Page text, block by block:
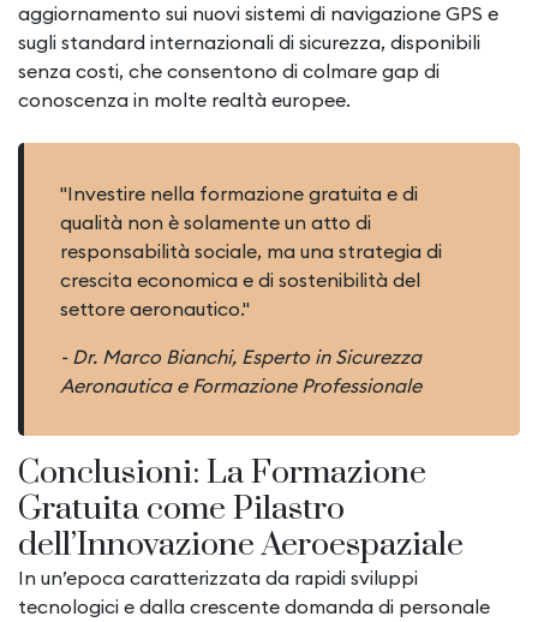
aggiornamento sui nuovi sistemi di navigazione GPS e
sugli standard internazionali di sicurezza, disponibili
senza costi, che consentono di colmare gap di
conoscenza in molte realtà europee.
"Investire nella formazione gratuita e di
qualità non è solamente un atto di
responsabilità sociale, ma una strategia di
crescita economica e di sostenibilità del
settore aeronautico."
- Dr. Marco Bianchi, Esperto in Sicurezza
Aeronautica e Formazione Professionale
Conclusioni: La Formazione
Gratuita come Pilastro
dell’Innovazione Aeroespaziale
In un’epoca caratterizzata da rapidi sviluppi
tecnologici e dalla crescente domanda di personale